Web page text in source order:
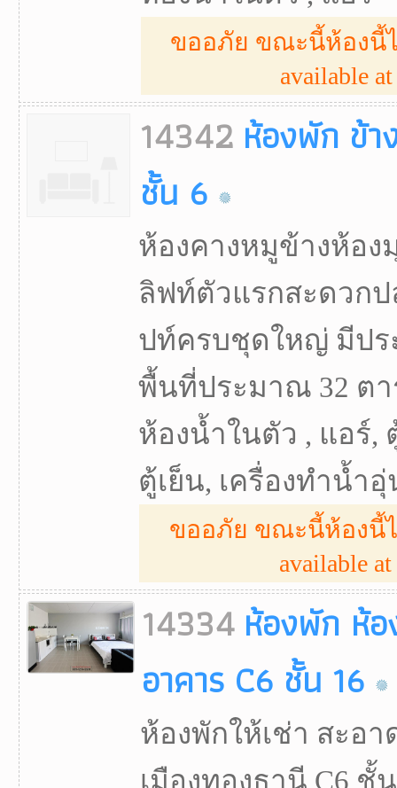
ขออภัย ขณะนี้ห้องนี้ไ
available
14342 ห้องพัก ข้า
ชั้น 6
ห้องคางหมูข้างห้อ
ลิฟท์ตัวแรกสะดวก
ปท์ครบชุดใหญ่ มีปร
พื้นที่ประมาณ 32 ตา
ห้องน้ำในตัว , แอร์,
ตู้เย็น, เครื่องทำน้ำอุ่
ขออภัย ขณะนี้ห้องนี้ไ
available
14334 ห้องพัก ห้อ
อาคาร C6 ชั้น 16
ห้องพักให้เช่า สะอ
เมืองทองธานี C6 ชั้